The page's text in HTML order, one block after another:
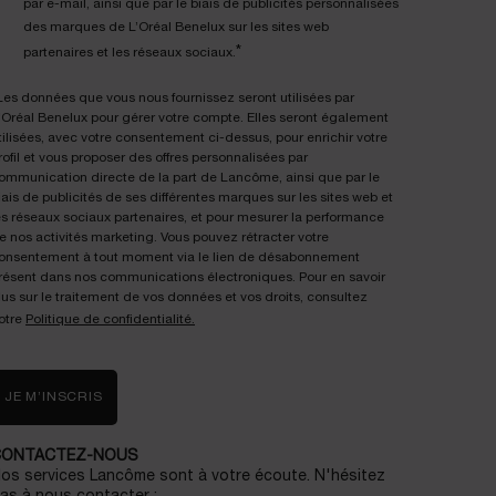
par e-mail, ainsi que par le biais de publicités personnalisées
des marques de L’Oréal Benelux sur les sites web
partenaires et les réseaux sociaux. *
données que vous nous fournissez seront utilisées par
Benelux pour gérer votre compte. Elles seront également
avec votre consentement ci-dessus, pour enrichir votre
et vous proposer des offres personnalisées par
directe de la part de Lancôme, ainsi que par le
de publicités de ses différentes marques sur les sites web et
réseaux sociaux partenaires, et pour mesurer la performance
nos activités marketing. Vous pouvez rétracter votre
à tout moment via le lien de désabonnement
dans nos communications électroniques. Pour en savoir
sur le traitement de vos données et vos droits, consultez
Politique de confidentialité.
JE M’INSCRIS
NOUS
services Lancôme sont à votre écoute. N'hésitez